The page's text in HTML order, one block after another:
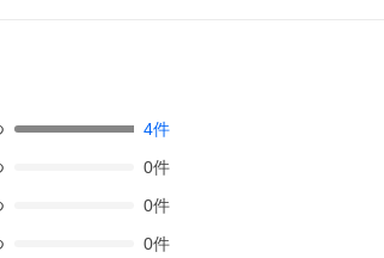
4件
0件
0件
0件